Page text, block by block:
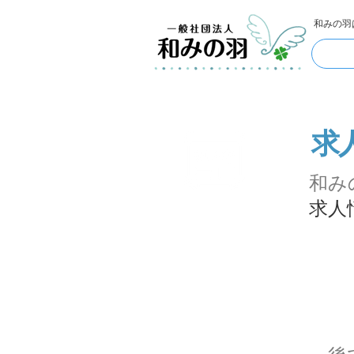
和みの羽
求
和み
求人